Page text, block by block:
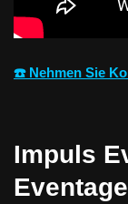
☎️ Nehmen Sie
Impuls